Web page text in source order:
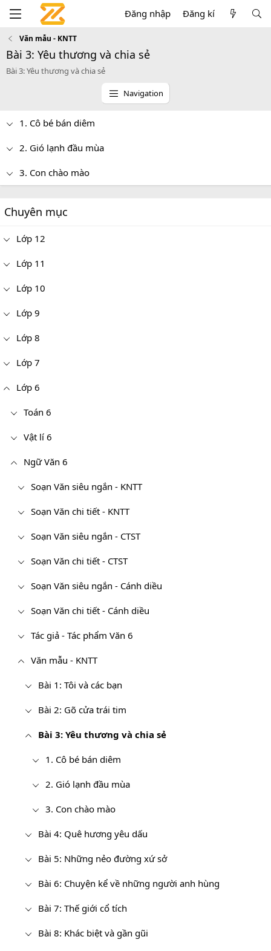
Đăng nhập Đăng kí
Văn mẫu - KNTT
Bài 3: Yêu thương và chia sẻ
Bài 3: Yêu thương và chia sẻ
Navigation
1. Cô bé bán diêm
2. Gió lạnh đầu mùa
3. Con chào mào
Chuyên mục
Lớp 12
Lớp 11
Lớp 10
Lớp 9
Lớp 8
Lớp 7
Lớp 6
Toán 6
Vật lí 6
Ngữ Văn 6
Soạn Văn siêu ngắn - KNTT
Soạn Văn chi tiết - KNTT
Soạn Văn siêu ngắn - CTST
Soạn Văn chi tiết - CTST
Soạn Văn siêu ngắn - Cánh diều
Soạn Văn chi tiết - Cánh diều
Tác giả - Tác phẩm Văn 6
Văn mẫu - KNTT
Bài 1: Tôi và các bạn
Bài 2: Gõ cửa trái tim
Bài 3: Yêu thương và chia sẻ
1. Cô bé bán diêm
2. Gió lạnh đầu mùa
3. Con chào mào
Bài 4: Quê hương yêu dấu
Bài 5: Những nẻo đường xứ sở
Bài 6: Chuyện kể về những người anh hùng
Bài 7: Thế giới cổ tích
Bài 8: Khác biệt và gần gũi